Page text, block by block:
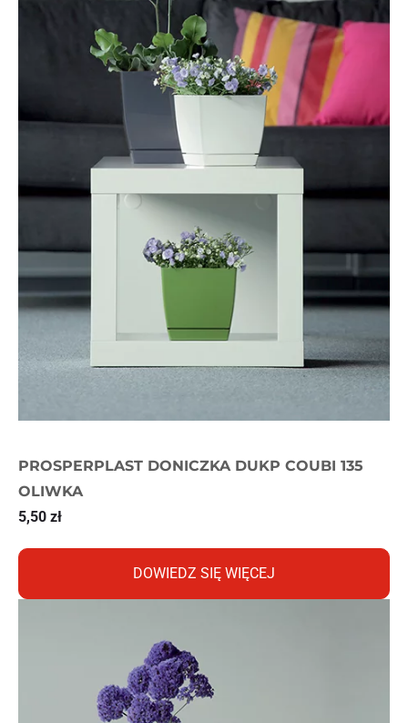
PROSPERPLAST DONICZKA DUKP COUBI 135
OLIWKA
5,50 zł
DOWIEDZ SIĘ WIĘCEJ